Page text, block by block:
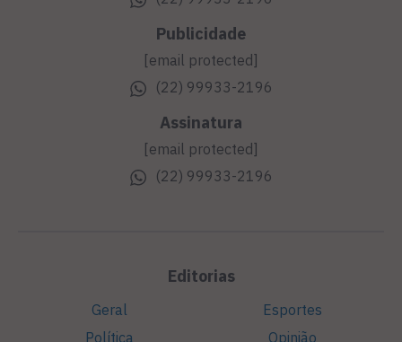
Publicidade
[email protected]
(22) 99933-2196
Assinatura
[email protected]
(22) 99933-2196
Editorias
Geral
Política
Esportes
Opinião